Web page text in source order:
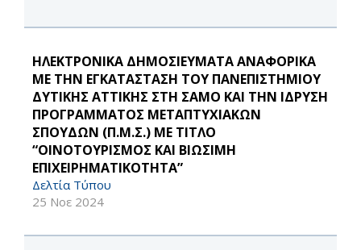
ΗΛΕΚΤΡΟΝΙΚΑ ΔΗΜΟΣΙΕΥΜΑΤΑ ΑΝΑΦΟΡΙΚΑ
ΜΕ ΤΗΝ ΕΓΚΑΤΑΣΤΑΣΗ ΤΟΥ ΠΑΝΕΠΙΣΤΗΜΙΟΥ
ΔΥΤΙΚΗΣ ΑΤΤΙΚΗΣ ΣΤΗ ΣΑΜΟ ΚΑΙ ΤΗΝ ΙΔΡΥΣΗ
ΠΡΟΓΡΑΜΜΑΤΟΣ ΜΕΤΑΠΤΥΧΙΑΚΩΝ
ΣΠΟΥΔΩΝ (Π.Μ.Σ.) ΜΕ ΤΙΤΛΟ
“ΟΙΝΟΤΟΥΡΙΣΜΟΣ ΚΑΙ ΒΙΩΣΙΜΗ
ΕΠΙΧΕΙΡΗΜΑΤΙΚΟΤΗΤΑ”
Δελτία Τύπου
25 Νοε 2024